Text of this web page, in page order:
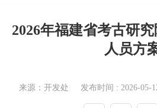
2026年福建省考古研
人员方
来源：开发处 发布时间 : 2026-05-